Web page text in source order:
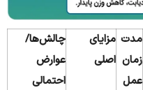
مدت
زمان
عمل
مزایای
اصلی
چالش‌ها/
عوارض
احتمالی